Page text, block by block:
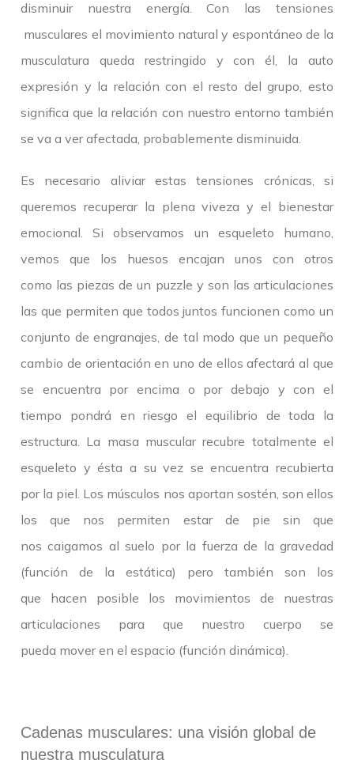
disminuir nuestra energía. Con las tensiones
musculares el movimiento natural y espontáneo de la
musculatura queda restringido y con él, la auto
expresión y la relación con el resto del grupo, esto
significa que la relación con nuestro entorno también
se va a ver afectada, probablemente disminuida.
Es necesario aliviar estas tensiones crónicas, si
queremos recuperar la plena viveza y el bienestar
emocional. Si observamos un esqueleto humano,
vemos que los huesos encajan unos con otros
como las piezas de un puzzle y son las articulaciones
las que permiten que todos juntos funcionen como un
conjunto de engranajes, de tal modo que un pequeño
cambio de orientación en uno de ellos afectará al que
se encuentra por encima o por debajo y con el
tiempo pondrá en riesgo el equilibrio de toda la
estructura. La masa muscular recubre totalmente el
esqueleto y ésta a su vez se encuentra recubierta
por la piel. Los músculos nos aportan sostén, son ellos
los que nos permiten estar de pie sin que
nos caigamos al suelo por la fuerza de la gravedad
(función de la estática) pero también son los
que hacen posible los movimientos de nuestras
articulaciones para que nuestro cuerpo se
pueda mover en el espacio (función dinámica).
Cadenas musculares: una visión global de
nuestra musculatura